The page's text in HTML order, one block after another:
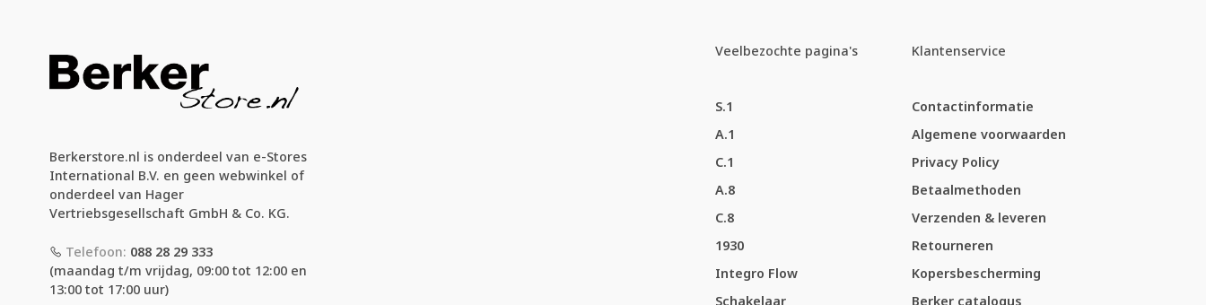
Berkerstore.nl is onderdeel van e-Stores
International B.V. en geen webwinkel of
onderdeel van Hager
Vertriebsgesellschaft GmbH & Co. KG.
Telefoon: 088 28 29 333
(maandag t/m vrijdag, 09:00 tot 12:00 en
13:00 tot 17:00 uur)
Veelbezochte pagina's
S.1
A.1
C.1
A.8
C.8
1930
Integro Flow
Schakelaar
Klantenservice
Contactinformatie
Algemene voorwaarden
Privacy Policy
Betaalmethoden
Verzenden & leveren
Retourneren
Kopersbescherming
Berker catalogus